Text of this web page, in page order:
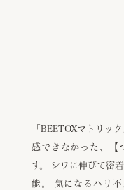
「BEETOXマトリッ
感できなかった、【
す。
シワに伸びて密着
能。
気になるハリ